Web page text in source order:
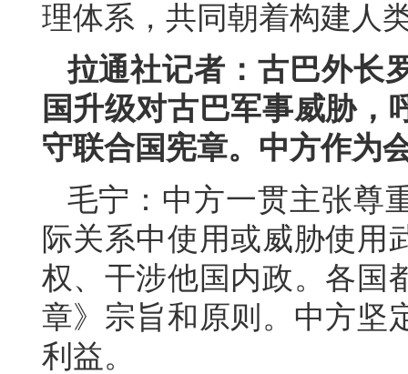
理体系，共同朝着构建人
拉通社记者：古巴外长
国升级对古巴军事威胁，
守联合国宪章。中方作为
毛宁：中方一贯主张尊
际关系中使用或威胁使用
权、干涉他国内政。各国
章》宗旨和原则。中方坚
利益。